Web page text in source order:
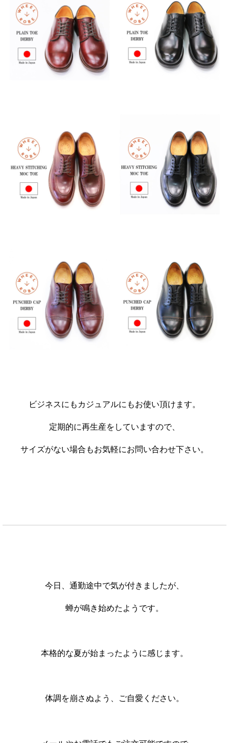
ビジネスにもカジュアルにもお使い頂けます。
定期的に再生産をしていますので、
サイズがない場合もお気軽にお問い合わせ下さい。
今日、通勤途中で気が付きましたが、
蝉が鳴き始めたようです。
本格的な夏が始まったように感じます。
体調を崩さぬよう、ご自愛ください。